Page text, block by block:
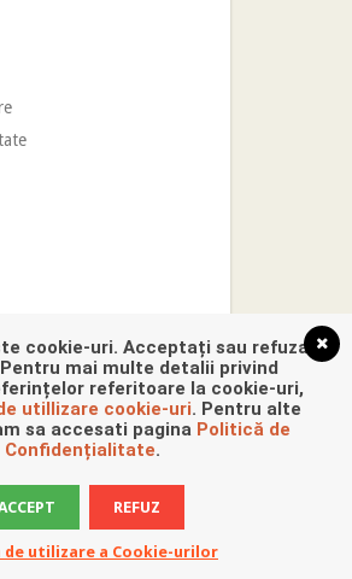
Copyright © 2026.
cookie-uri. Acceptați sau refuzați
mai multe detalii privind
referitoare la cookie-uri,
utillizare cookie-uri. Pentru alte
sa accesati pagina Politică de
Confidențialitate.
REFUZ
de utilizare a Cookie-urilor